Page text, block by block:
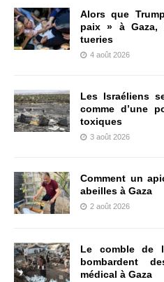
Alors que
paix » à Gaza,
tueries
4 août 2026
Les Israéliens
comme d’une
toxiques
3 août 2026
Comment un
abeilles à Gaza
2 août 2026
Le comble de
bombardent
médical à Gaza